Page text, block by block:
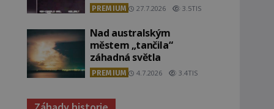
PREMIUM 27.7.2026 3.5TIS
Nad australským
městem „tančila“
záhadná světla
PREMIUM 4.7.2026 3.4TIS